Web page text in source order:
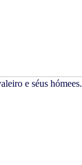
e séus hómees.